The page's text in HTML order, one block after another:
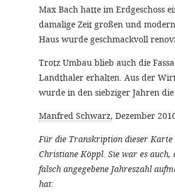
Max Bach hatte im Erdgeschoss
damalige Zeit großen und
Haus wurde geschmackvoll
Trotz Umbau blieb auch die
Landthaler erhalten. Aus der
wurde in den siebziger Jahren die
Manfred Schwarz, Dezember
Für die Transkription dieser Karte
Christiane Köppl. Sie war es auch,
falsch angegebene Jahreszahl
hat: